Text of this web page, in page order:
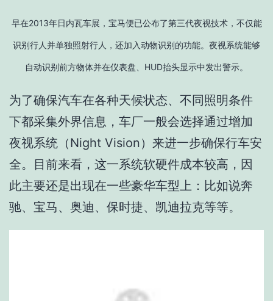
早在2013年日内瓦车展，宝马便已公布了第三代夜视技术，不仅能
识别行人并单独照射行人，还加入动物识别的功能。夜视系统能够
自动识别前方物体并在仪表盘、HUD抬头显示中发出警示。
为了确保汽车在各种天候状态、不同照明条件
下都采集外界信息，车厂一般会选择通过增加
夜视系统（Night Vision）来进一步确保行车安
全。目前来看，这一系统软硬件成本较高，因
此主要还是出现在一些豪华车型上：比如说奔
驰、宝马、奥迪、保时捷、凯迪拉克等等。